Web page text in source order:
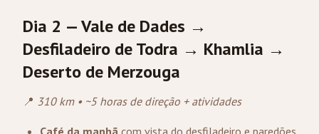
Dia 2 — Vale de Dades →
Desfiladeiro de Todra → Khamlia →
Deserto de Merzouga
📍 310 km • ~5 horas de direção + atividades
Café da manhã com vista do desfiladeiro e paredões